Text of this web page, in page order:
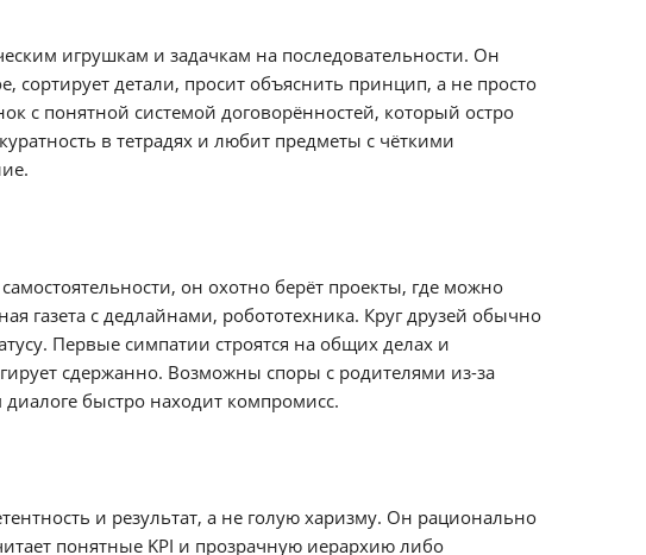
игрушкам и задачкам на последовательности. Он
детали, просит объяснить принцип, а не просто
с понятной системой договорённостей, который остро
в тетрадях и любит предметы с чёткими
он охотно берёт проекты, где можно
газета с дедлайнами, робототехника. Круг друзей обычно
Первые симпатии строятся на общих делах и
сдержанно. Возможны споры с родителями из-за
быстро находит компромисс.
и результат, а не голую харизму. Он рационально
понятные KPI и прозрачную иерархию либо